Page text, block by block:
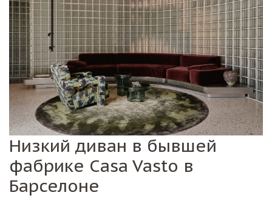
Низкий диван в бывшей
фабрике Casa Vasto в
Барселоне